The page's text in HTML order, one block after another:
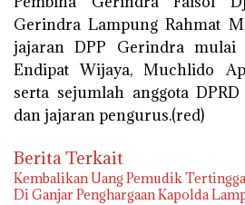
Gerindra Lampung Rahmat
jajaran DPP Gerindra mulai
Endipat Wijaya, Muchlido
serta sejumlah anggota
dan jajaran pengurus.(red)
Berita Terkait
Kembalikan Uang Pemudik
Di Ganjar Penghargaan Kapolda